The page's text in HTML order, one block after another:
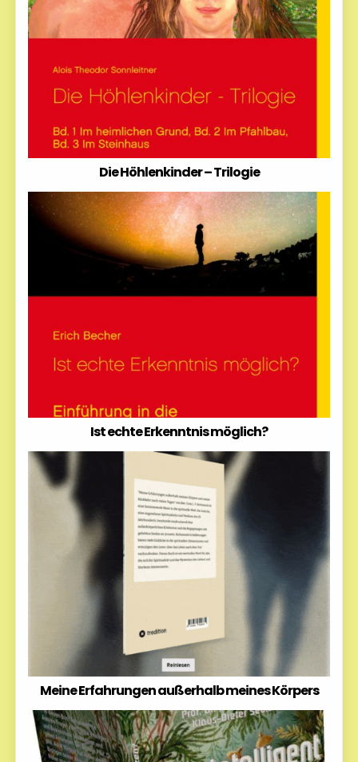
Die Höhlenkinder – Trilogie
Ist echte Erkenntnis möglich?
Meine Erfahrungen außerhalb meines Körpers